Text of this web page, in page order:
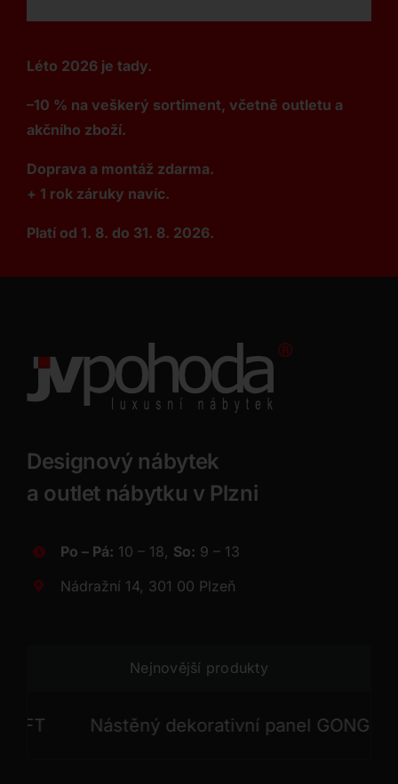
Léto 2026 je tady.
–10 % na veškerý sortiment, včetně outletu a
akčního zboží.
Doprava a montáž zdarma.
+ 1 rok záruky navíc.
Platí od 1. 8. do 31. 8. 2026.
Designový nábytek
a outlet nábytku v Plzni
Po – Pá: 10 – 18, So: 9 – 13
Nádražní 14, 301 00 Plzeň
Nejnovější produkty
Nástěný dekorativní panel GONG